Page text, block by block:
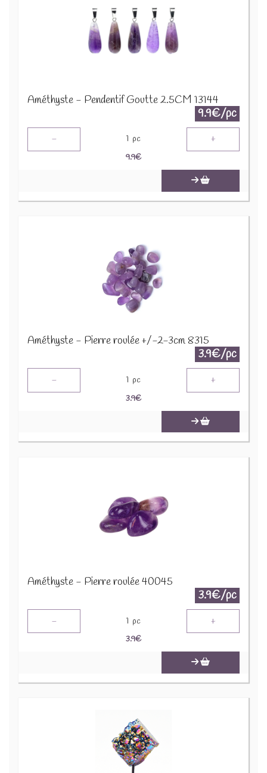
Améthyste - Pendentif Goutte 2.5CM 13144
9.9€/pc
- 1 pc +
9.9€
Améthyste - Pierre roulée +/-2-3cm 8315
3.9€/pc
- 1 pc +
3.9€
Améthyste - Pierre roulée 40045
3.9€/pc
- 1 pc +
3.9€